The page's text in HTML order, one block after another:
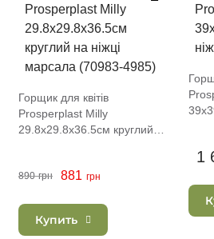
Горщик для квітів
Prosperplast Milly
29.8х29.8х36.5см круглий
890 грн 881 грн
Купить
1